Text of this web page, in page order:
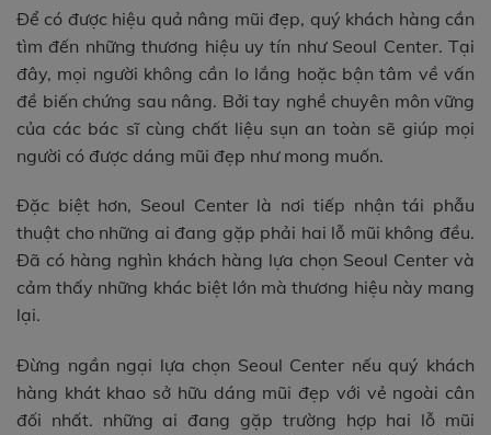
Để có được hiệu quả nâng mũi đẹp, quý khách hàng cần
tìm đến những thương hiệu uy tín như Seoul Center. Tại
đây, mọi người không cần lo lắng hoặc bận tâm về vấn
đề biến chứng sau nâng. Bởi tay nghề chuyên môn vững
của các bác sĩ cùng chất liệu sụn an toàn sẽ giúp mọi
người có được dáng mũi đẹp như mong muốn.
Đặc biệt hơn, Seoul Center là nơi tiếp nhận tái phẫu
thuật cho những ai đang gặp phải hai lỗ mũi không đều.
Đã có hàng nghìn khách hàng lựa chọn Seoul Center và
cảm thấy những khác biệt lớn mà thương hiệu này mang
lại.
Đừng ngần ngại lựa chọn Seoul Center nếu quý khách
hàng khát khao sở hữu dáng mũi đẹp với vẻ ngoài cân
đối nhất. những ai đang gặp trường hợp hai lỗ mũi